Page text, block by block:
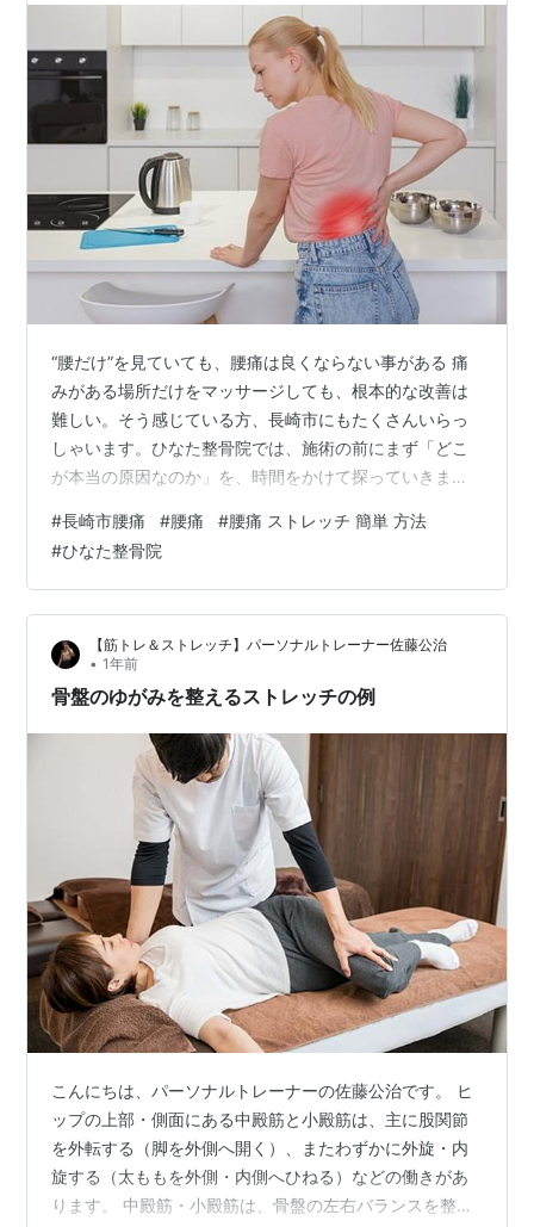
“腰だけ”を見ていても、腰痛は良くならない事がある 痛
みがある場所だけをマッサージしても、根本的な改善は
難しい。そう感じている方、長崎市にもたくさんいらっ
しゃいます。ひなた整骨院では、施術の前にまず「どこ
が本当の原因なのか」を、時間をかけて探っていきま
す。 たとえば： ✅朝起きたら痛い → 股関節の動きに左
右差あり✅座っていると辛い → 腸腰筋が硬く、骨盤が前
傾気味✅立ちっぱなしが辛い → 足首が固く、姿勢が崩れ
ていたこうした本当の原因を探し出し、あなたの身体の
状態に合った施術を行うことで、「揉んでも変わらなか
った腰痛」を改善に向かっていきます…
#長崎市腰痛 #腰痛 #腰痛 ストレッチ 簡単 方法
#ひなた整骨院
【筋トレ＆ストレッチ】パーソナルトレーナー佐藤公治
• 1年前
骨盤のゆがみを整えるストレッチの例
こんにちは、パーソナルトレーナーの佐藤公治です。 ヒ
ップの上部・側面にある中殿筋と小殿筋は、主に股関節
を外転する（脚を外側へ開く）、またわずかに外旋・内
旋する（太ももを外側・内側へひねる）などの働きがあ
ります。 中殿筋・小殿筋は、骨盤の左右バランスを整え